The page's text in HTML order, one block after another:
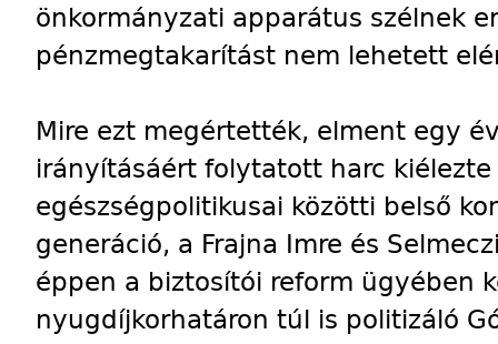
önkormányzati apparátus szélnek
pénzmegtakarítást nem lehetett
Mire ezt megértették, elment egy
irányításáért folytatott harc kiélezte
egészségpolitikusai közötti belső
generáció, a Frajna Imre és
éppen a biztosítói reform ügyében
nyugdíjkorhatáron túl is politizáló